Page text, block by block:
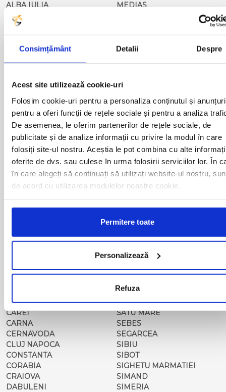
Consimțământ Detalii Despre
Acest site utilizează cookie-uri
Folosim cookie-uri pentru a personaliza conținutul și
pentru a oferi funcții de rețele sociale și pentru a analiza
De asemenea, le oferim partenerilor de rețele sociale, de
publicitate și de analize informații cu privire la modul în care
folosiți site-ul nostru. Aceștia le pot combina cu alte
oferite de dvs. sau culese în urma folosirii serviciilor lor. În
în care alegeți să continuați să utilizați website-ul nostru,
de acord cu utilizarea modulelor noastre cookie.
Permitere toate
Personalizează
Refuza
ALBA IULIA
ALESD
ALEXANDRIA
ARAD
BACAU
BALS-IS
BALS-OT
BARCA
BARLAD
BECHET
BECLEAN
BISTRET
BISTRITA
BLAJ
BOTOSANI
BRASOV
CALAFAT
CAMPULUNG
CARANSEBES
CAREI
CARNA
CERNAVODA
CLUJ NAPOCA
CONSTANTA
CORABIA
CRAIOVA
DABULENI
MEDIAS
MOTCA
NUSFALAU
ORSOVA
PASCANI
PERICEI
PERISOR
PETROSANI
PIATRA NEAMT
PISCU VECHI
PITESTI
PLOIESTI
PODARI
RADOVAN
RAST
REGHIN
RESITA
ROMAN
ROSIORII DE VEDE
SALONTA
SARMASAG
SATU MARE
SEBES
SEGARCEA
SIBIU
SIBOT
SIGHETU MARMATIEI
SIMAND
SIMERIA